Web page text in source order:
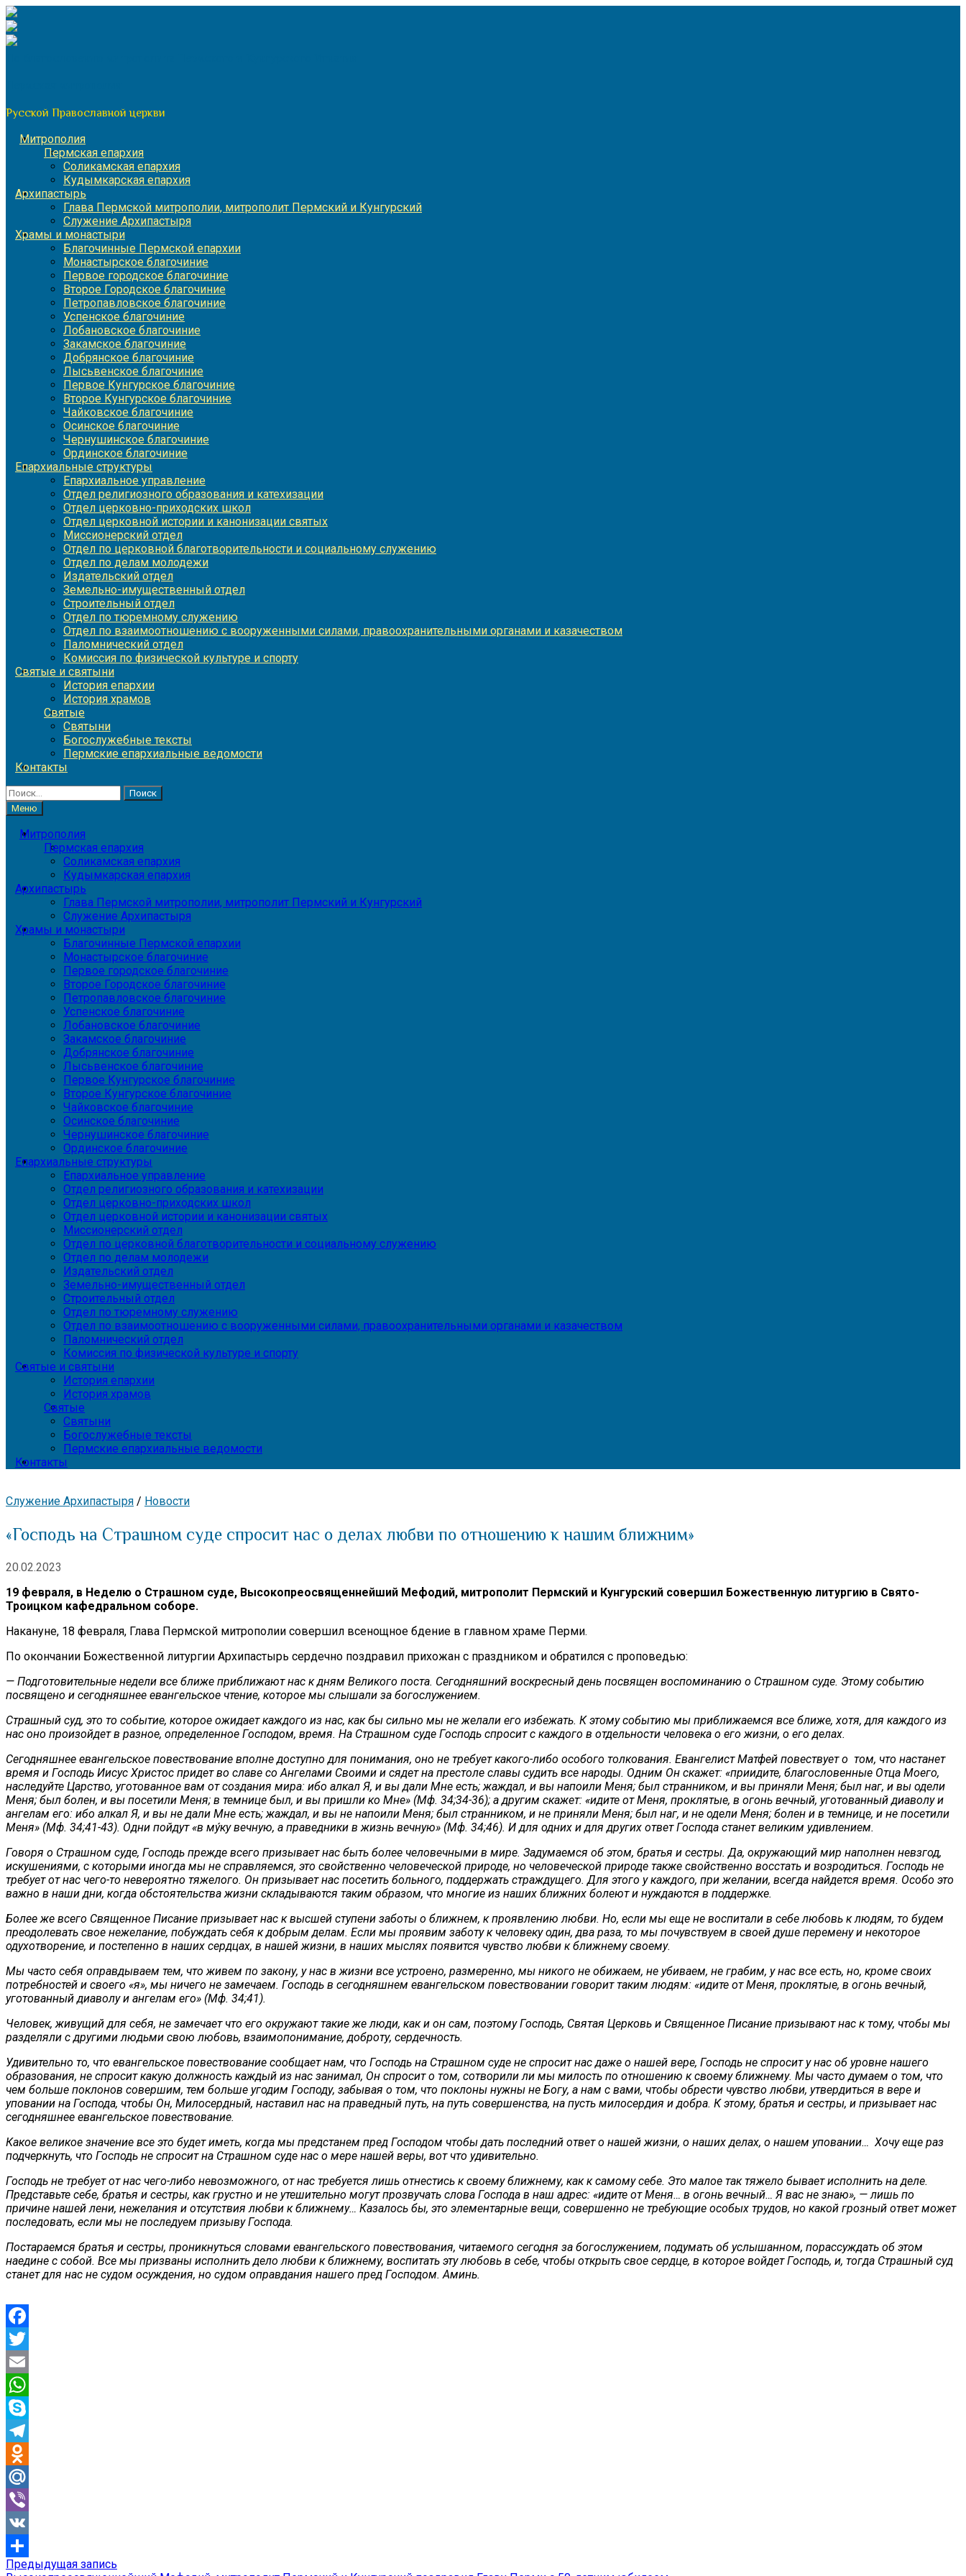
Перейти
к
содержимому
Русской Православной церкви
Митрополия
Пермская епархия
Соликамская епархия
Кудымкарская епархия
Архипастырь
Глава Пермской митрополии, митрополит Пермский и Кунгурский
Служение Архипастыря
Храмы и монастыри
Благочинные Пермской епархии
Монастырское благочиние
Первое городское благочиние
Второе Городское благочиние
Петропавловское благочиние
Успенское благочиние
Лобановское благочиние
Закамское благочиние
Добрянское благочиние
Лысьвенское благочиние
Первое Кунгурское благочиние
Второе Кунгурское благочиние
Чайковское благочиние
Осинское благочиние
Чернушинское благочиние
Ординское благочиние
Епархиальные структуры
Епархиальное управление
Отдел религиозного образования и катехизации
Отдел церковно-приходских школ
Отдел церковной истории и канонизации святых
Миссионерский отдел
Отдел по церковной благотворительности и социальному служению
Отдел по делам молодежи
Издательский отдел
Земельно-имущественный отдел
Строительный отдел
Отдел по тюремному служению
Отдел по взаимоотношению с вооруженными силами, правоохранительными органами и казачеством
Паломнический отдел
Комиссия по физической культуре и спорту
Святые и святыни
История епархии
История храмов
Святые
Святыни
Богослужебные тексты
Пермские епархиальные ведомости
Контакты
Найти:
Меню
Митрополия
Пермская епархия
Соликамская епархия
Кудымкарская епархия
Архипастырь
Глава Пермской митрополии, митрополит Пермский и Кунгурский
Служение Архипастыря
Храмы и монастыри
Благочинные Пермской епархии
Монастырское благочиние
Первое городское благочиние
Второе Городское благочиние
Петропавловское благочиние
Успенское благочиние
Лобановское благочиние
Закамское благочиние
Добрянское благочиние
Лысьвенское благочиние
Первое Кунгурское благочиние
Второе Кунгурское благочиние
Чайковское благочиние
Осинское благочиние
Чернушинское благочиние
Ординское благочиние
Епархиальные структуры
Епархиальное управление
Отдел религиозного образования и катехизации
Отдел церковно-приходских школ
Отдел церковной истории и канонизации святых
Миссионерский отдел
Отдел по церковной благотворительности и социальному служению
Отдел по делам молодежи
Издательский отдел
Земельно-имущественный отдел
Строительный отдел
Отдел по тюремному служению
Отдел по взаимоотношению с вооруженными силами, правоохранительными органами и казачеством
Паломнический отдел
Комиссия по физической культуре и спорту
Святые и святыни
История епархии
История храмов
Святые
Святыни
Богослужебные тексты
Пермские епархиальные ведомости
Контакты
Служение Архипастыря / Новости
«Господь на Страшном суде спросит нас о делах любви по отношению к нашим ближним»
20.02.2023
19 февраля, в Неделю о Страшном суде, Высокопреосвященнейший Мефодий, митрополит Пермский и Кунгурский совершил Божественную литургию в Свято-
Троицком кафедральном соборе.
Накануне, 18 февраля, Глава Пермской митрополии совершил всенощное бдение в главном храме Перми.
По окончании Божественной литургии Архипастырь сердечно поздравил прихожан с праздником и обратился с проповедью:
— Подготовительные недели все ближе приближают нас к дням Великого поста. Сегодняшний воскресный день посвящен воспоминанию о Страшном суде. Этому событию
посвящено и сегодняшнее евангельское чтение, которое мы слышали за богослужением.
Страшный суд, это то событие, которое ожидает каждого из нас, как бы сильно мы не желали его избежать. К этому событию мы приближаемся все ближе, хотя, для каждого из
нас оно произойдет в разное, определенное Господом, время. На Страшном суде Господь спросит с каждого в отдельности человека о его жизни, о его делах.
Сегодняшнее евангельское повествование вполне доступно для понимания, оно не требует какого-либо особого толкования. Евангелист Матфей повествует о том, что настанет
время и Господь Иисус Христос придет во славе со Ангелами Своими и сядет на престоле славы судить все народы. Одним Он скажет: «приидите, благословенные Отца Моего,
наследуйте Царство, уготованное вам от создания мира: ибо алкал Я, и вы дали Мне есть; жаждал, и вы напоили Меня; был странником, и вы приняли Меня; был наг, и вы одели
Меня; был болен, и вы посетили Меня; в темнице был, и вы пришли ко Мне» (Мф. 34;34-36); а другим скажет: «идите от Меня, проклятые, в огонь вечный, уготованный диаволу и
ангелам его: ибо алкал Я, и вы не дали Мне есть; жаждал, и вы не напоили Меня; был странником, и не приняли Меня; был наг, и не одели Меня; болен и в темнице, и не посетили
Меня» (Мф. 34;41-43). Одни пойдут «в му́ку вечную, а праведники в жизнь вечную» (Мф. 34;46). И для одних и для других ответ Господа станет великим удивлением.
Говоря о Страшном суде, Господь прежде всего призывает нас быть более человечными в мире. Задумаемся об этом, братья и сестры. Да, окружающий мир наполнен невзгод,
искушениями, с которыми иногда мы не справляемся, это свойственно человеческой природе, но человеческой природе также свойственно восстать и возродиться. Господь не
требует от нас чего-то невероятно тяжелого. Он призывает нас посетить больного, поддержать страждущего. Для этого у каждого, при желании, всегда найдется время. Особо это
важно в наши дни, когда обстоятельства жизни складываются таким образом, что многие из наших ближних болеют и нуждаются в поддержке.
Более же всего Священное Писание призывает нас к высшей ступени заботы о ближнем, к проявлению любви. Но, если мы еще не воспитали в себе любовь к людям, то будем
преодолевать свое нежелание, побуждать себя к добрым делам. Если мы проявим заботу к человеку один, два раза, то мы почувствуем в своей душе перемену и некоторое
одухотворение, и постепенно в наших сердцах, в нашей жизни, в наших мыслях появится чувство любви к ближнему своему.
Мы часто себя оправдываем тем, что живем по закону, у нас в жизни все устроено, размеренно, мы никого не обижаем, не убиваем, не грабим, у нас все есть, но, кроме своих
потребностей и своего «я», мы ничего не замечаем. Господь в сегодняшнем евангельском повествовании говорит таким людям: «идите от Меня, проклятые, в огонь вечный,
уготованный диаволу и ангелам его» (Мф. 34;41).
Человек, живущий для себя, не замечает что его окружают такие же люди, как и он сам, поэтому Господь, Святая Церковь и Священное Писание призывают нас к тому, чтобы мы
разделяли с другими людьми свою любовь, взаимопонимание, доброту, сердечность.
Удивительно то, что евангельское повествование сообщает нам, что Господь на Страшном суде не спросит нас даже о нашей вере, Господь не спросит у нас об уровне нашего
образования, не спросит какую должность каждый из нас занимал, Он спросит о том, сотворили ли мы милость по отношению к своему ближнему. Мы часто думаем о том, что
чем больше поклонов совершим, тем больше угодим Господу, забывая о том, что поклоны нужны не Богу, а нам с вами, чтобы обрести чувство любви, утвердиться в вере и
уповании на Господа, чтобы Он, Милосердный, наставил нас на праведный путь, на путь совершенства, на пусть милосердия и добра. К этому, братья и сестры, и призывает нас
сегодняшнее евангельское повествование.
Какое великое значение все это будет иметь, когда мы предстанем пред Господом чтобы дать последний ответ о нашей жизни, о наших делах, о нашем уповании… Хочу еще раз
подчеркнуть, что Господь не спросит на Страшном суде нас о мере нашей веры, вот что удивительно.
Господь не требует от нас чего-либо невозможного, от нас требуется лишь отнестись к своему ближнему, как к самому себе. Это малое так тяжело бывает исполнить на деле.
Представьте себе, братья и сестры, как грустно и не утешительно могут прозвучать слова Господа в наш адрес: «идите от Меня… в огонь вечный… Я вас не знаю», — лишь по
причине нашей лени, нежелания и отсутствия любви к ближнему… Казалось бы, это элементарные вещи, совершенно не требующие особых трудов, но какой грозный ответ может
последовать, если мы не последуем призыву Господа.
Постараемся братья и сестры, проникнуться словами евангельского повествования, читаемого сегодня за богослужением, подумать об услышанном, порассуждать об этом
наедине с собой. Все мы призваны исполнить дело любви к ближнему, воспитать эту любовь в себе, чтобы открыть свое сердце, в которое войдет Господь, и, тогда Страшный суд
станет для нас не судом осуждения, но судом оправдания нашего пред Господом. Аминь.
Facebook
Twitter
Email
WhatsApp
Skype
Telegram
Odnoklassniki
Mail.Ru
Viber
VK
Отправить
Навигация
Предыдущая запись